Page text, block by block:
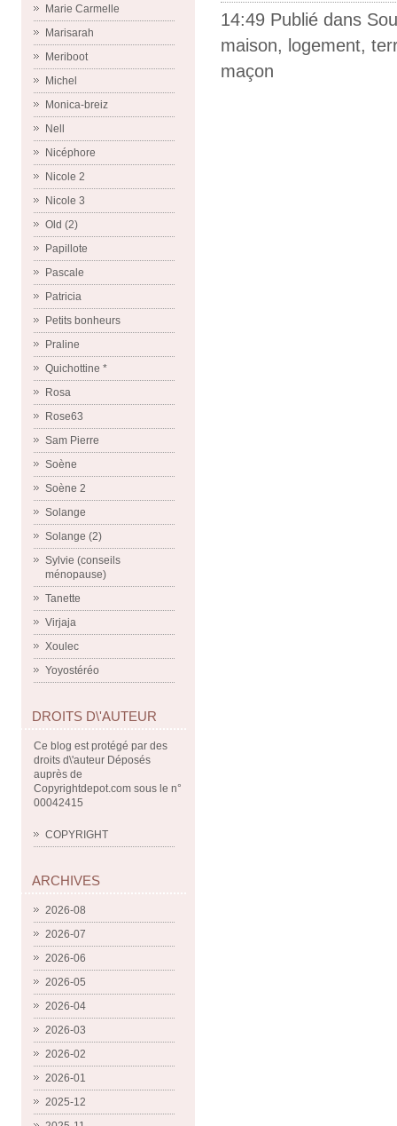
Marie Carmelle
Marisarah
Meriboot
Michel
Monica-breiz
Nell
Nicéphore
Nicole 2
Nicole 3
Old (2)
Papillote
Pascale
Patricia
Petits bonheurs
Praline
Quichottine *
Rosa
Rose63
Sam Pierre
Soène
Soène 2
Solange
Solange (2)
Sylvie (conseils
ménopause)
Tanette
Virjaja
Xoulec
Yoyostéréo
DROITS D\'AUTEUR
Ce blog est protégé par des
droits d\'auteur Déposés
auprès de
Copyrightdepot.com sous le n°
00042415
COPYRIGHT
ARCHIVES
2026-08
2026-07
2026-06
2026-05
2026-04
2026-03
2026-02
2026-01
2025-12
14:49 Publié dans
maison, logement,
maçon